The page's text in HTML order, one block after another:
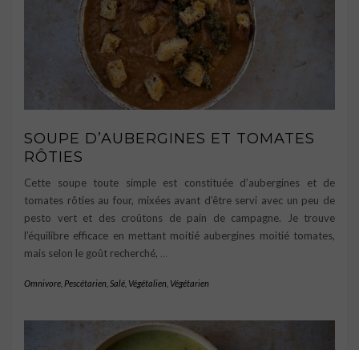
SOUPE D’AUBERGINES ET TOMATES
RÔTIES
Cette soupe toute simple est constituée d’aubergines et de
tomates rôties au four, mixées avant d’être servi avec un peu de
pesto vert et des croûtons de pain de campagne. Je trouve
l’équilibre efficace en mettant moitié aubergines moitié tomates,
mais selon le goût recherché,
Omnivore Pescétarien Salé Végétalien Végétarien